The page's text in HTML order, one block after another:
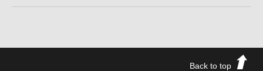
Back to top